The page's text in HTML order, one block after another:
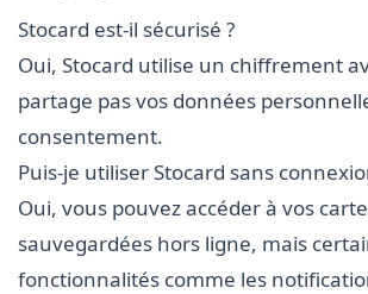
Stocard est-il sécurisé ?
Oui, Stocard utilise un chiffrement
partage pas vos données
consentement.
Puis-je utiliser Stocard sans
Oui, vous pouvez accéder à vos
sauvegardées hors ligne, mais
fonctionnalités comme les